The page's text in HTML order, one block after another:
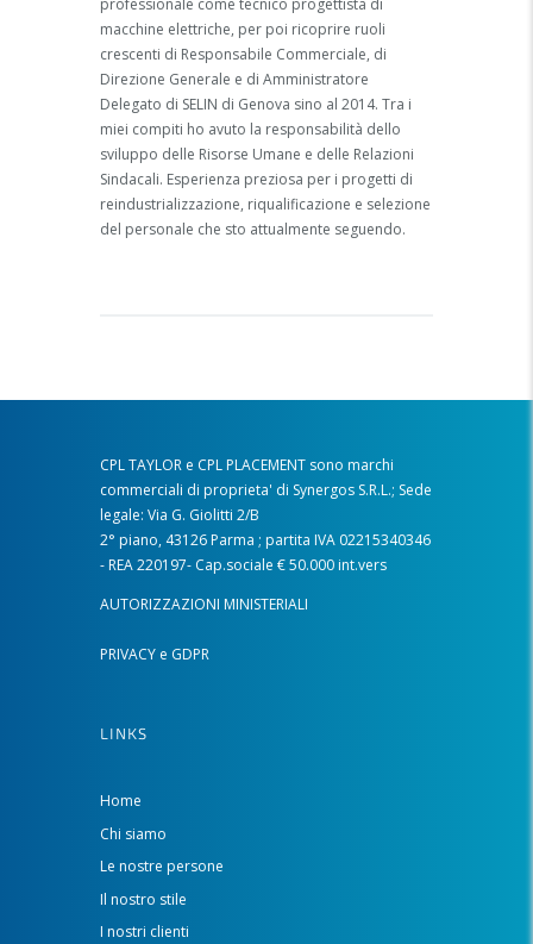
macchine elettriche, per poi ricoprire ruoli
crescenti di Responsabile Commerciale, di
Direzione Generale e di Amministratore
Delegato di SELIN di Genova sino al 2014. Tra i
miei compiti ho avuto la responsabilità dello
sviluppo delle Risorse Umane e delle Relazioni
Sindacali. Esperienza preziosa per i progetti di
reindustrializzazione, riqualificazione e selezione
del personale che sto attualmente seguendo.
CPL TAYLOR e CPL PLACEMENT sono marchi
commerciali di proprieta' di Synergos S.R.L.; Sede
legale: Via G. Giolitti 2/B
2° piano, 43126 Parma ; partita IVA 02215340346
- REA 220197- Cap.sociale € 50.000 int.vers
AUTORIZZAZIONI MINISTERIALI
PRIVACY e GDPR
LINKS
Home
Chi siamo
Le nostre persone
Il nostro stile
I nostri clienti